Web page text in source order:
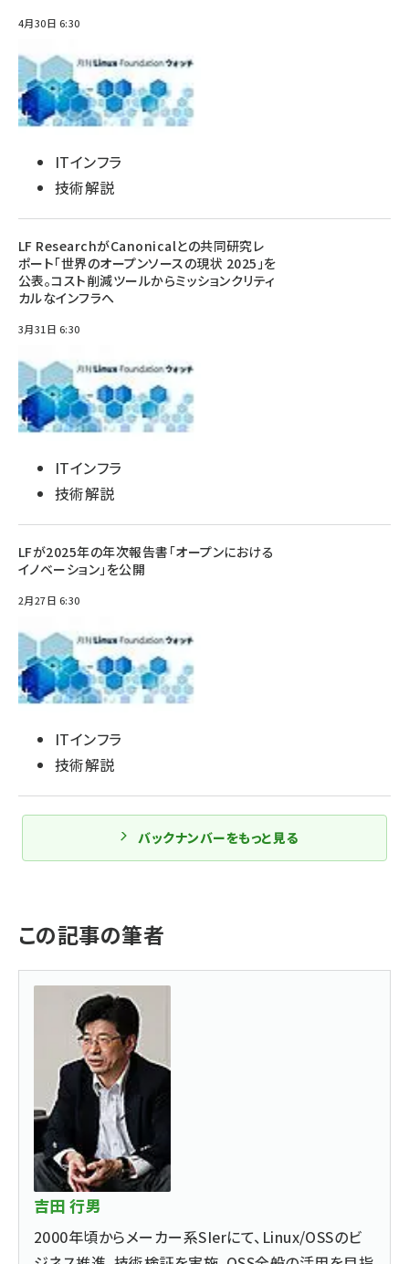
4月30日 6:30
ITインフラ
技術解説
LF ResearchがCanonicalとの共同研究レ
ポート「世界のオープンソースの現状 2025」を
公表。コスト削減ツールからミッションクリティ
カルなインフラへ
3月31日 6:30
ITインフラ
技術解説
LFが2025年の年次報告書「オープンにおける
イノベーション」を公開
2月27日 6:30
ITインフラ
技術解説
バックナンバーをもっと見る
この記事の筆者
吉田 行男
2000年頃からメーカー系SIerにて、Linux/OSSのビ